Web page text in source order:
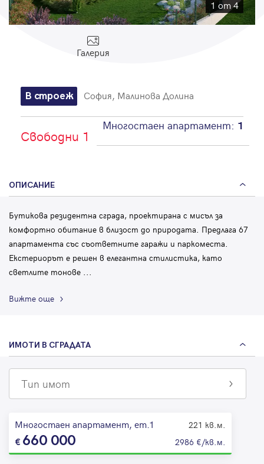
1 от 4
Галерия
В строеж София, Малинова Долина
Свободни 1
Многостаен апартамент: 1
ОПИСАНИЕ
Бутикова резидентна сграда, проектирана с мисъл за
комфортно обитание в близост до природата. Предлага 67
апартамента със съответните гаражи и паркоместа.
Екстериорът е решен в елегантна стилистика, като
светлите тонове ...
Вижте още
ИМОТИ В СГРАДАТА
Тип имот
Многостаен апартамент, ет.1 221 кв.м.
660 000 2986 €/кв.м.
Парола
Забравена парола
Регистрация